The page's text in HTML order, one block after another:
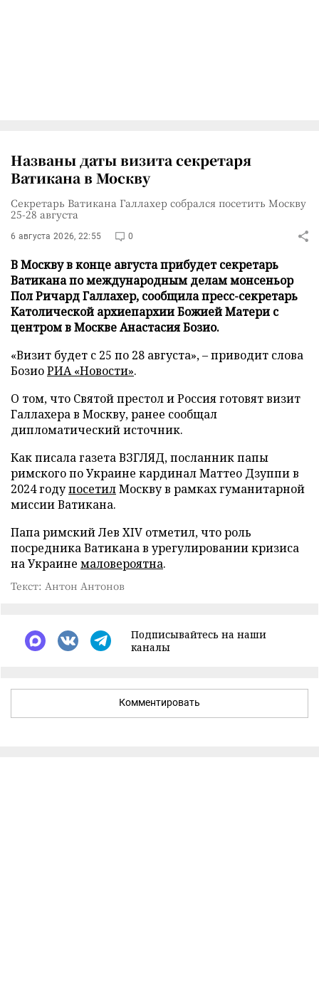
Названы даты визита секретаря
Ватикана в Москву
Секретарь Ватикана Галлахер собрался посетить Москву
25-28 августа
6 августа 2026, 22:55 0
В Москву в конце августа прибудет секретарь
Ватикана по международным делам монсеньор
Пол Ричард Галлахер, сообщила пресс-секретарь
Католической архиепархии Божией Матери с
центром в Москве Анастасия Бозио.
«Визит будет с 25 по 28 августа», – приводит слова
БозиоРИА «Новости».
О том, что Святой престол и Россия готовят визит
Галлахера в Москву, ранее сообщал
дипломатический источник.
Как писала газета ВЗГЛЯД, посланник папы
римского по Украине кардинал Маттео Дзуппи в
2024 годупосетилМоскву в рамках гуманитарной
миссии Ватикана.
Папа римский Лев XIV отметил, что роль
посредника Ватикана в урегулировании кризиса
на Украине маловероятна.
Текст: Антон Антонов
Подписывайтесь на наши
каналы
Комментировать